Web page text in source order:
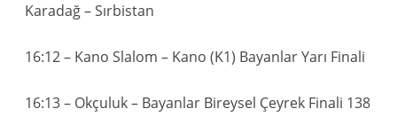
Karadağ – Sırbistan
16:12 – Kano Slalom – Kano (K1) Bayanlar Yarı Finali
16:13 – Okçuluk – Bayanlar Bireysel Çeyrek Finali 138